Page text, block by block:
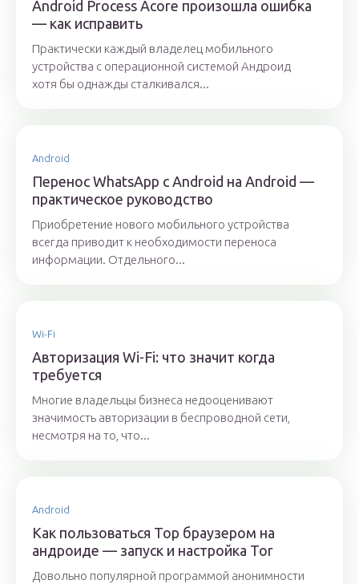
Android Process Acore произошла ошибка
— как исправить
Практически каждый владелец мобильного
устройства с операционной системой Андроид
хотя бы однажды сталкивался...
Android
Перенос WhatsApp с Android на Android —
практическое руководство
Приобретение нового мобильного устройства
всегда приводит к необходимости переноса
информации. Отдельного...
Wi-Fi
Авторизация Wi-Fi: что значит когда
требуется
Многие владельцы бизнеса недооценивают
значимость авторизации в беспроводной сети,
несмотря на то, что...
Android
Как пользоваться Тор браузером на
андроиде — запуск и настройка Tor
Довольно популярной программой анонимности